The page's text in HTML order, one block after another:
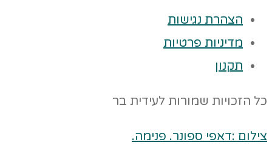
הצהרת נגישות
מדיניות פרטיות
תקנון
כל הזכויות שמורות לעידית בר
צילום :דאפי ספונר. פנימה.